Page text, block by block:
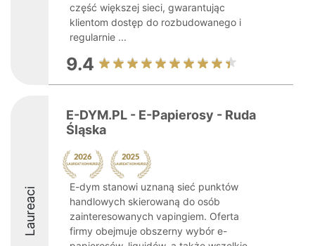
część większej sieci, gwarantując
klientom dostęp do rozbudowanego i
regularnie ...
9.4
Laureaci
E-DYM.PL - E-Papierosy - Ruda
Śląska
E-dym stanowi uznaną sieć punktów
handlowych skierowaną do osób
zainteresowanych vapingiem. Oferta
firmy obejmuje obszerny wybór e-